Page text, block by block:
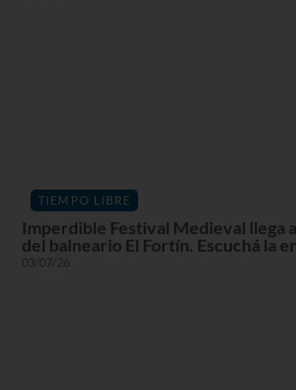
TIEMPO LIBRE
Imperdible Festival Medieval llega
del balneario El Fortín. Escuchá la
03/07/26